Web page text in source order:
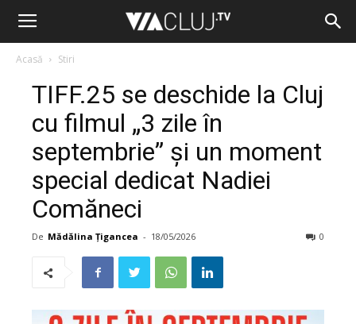
Acasă Stiri
TIFF.25 se deschide la Cluj
cu filmul „3 zile în
septembrie” și un moment
special dedicat Nadiei
Comăneci
De Mădălina Țigancea - 18/05/2026 0